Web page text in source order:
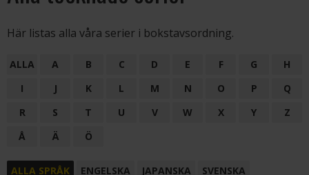
Här listas alla våra serier i bokstavsordning.
ALLA A B C D E F G
H
I
J K L M N O P
Q
R
S T U V W X Y
Z
Å
Ä Ö
ALLA SPRÅK ENGELSKA JAPANSKA SVENSKA